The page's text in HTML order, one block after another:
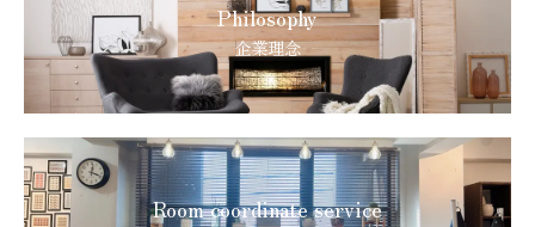
Philosophy
企業理念
Room coordinate service